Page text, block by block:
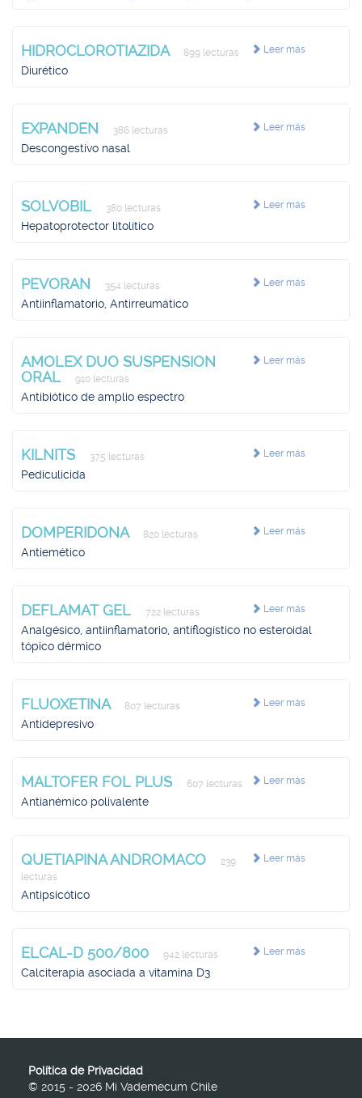
Leer más
HIDROCLOROTIAZIDA 899 lecturas
Diurético
Leer más
EXPANDEN 386 lecturas
Descongestivo nasal
Leer más
SOLVOBIL 380 lecturas
Hepatoprotector litolítico
Leer más
PEVORAN 354 lecturas
Antiinflamatorio, Antirreumático
Leer más
AMOLEX DUO SUSPENSION
ORAL
910 lecturas
Antibiótico de amplio espectro
Leer más
KILNITS 375 lecturas
Pediculicida
Leer más
DOMPERIDONA 820 lecturas
Antiemético
Leer más
DEFLAMAT GEL 722 lecturas
Analgésico, antiinflamatorio, antiflogístico no esteroidal
tópico dérmico
Leer más
FLUOXETINA 807 lecturas
Antidepresivo
Leer más
MALTOFER FOL PLUS 607 lecturas
Antianémico polivalente
Leer más
QUETIAPINA ANDROMACO
239
lecturas
Antipsicótico
Leer más
ELCAL-D 500/800 942 lecturas
Calciterapia asociada a vitamina D3
Política de Privacidad
© 2015 - 2026 Mi Vademecum Chile